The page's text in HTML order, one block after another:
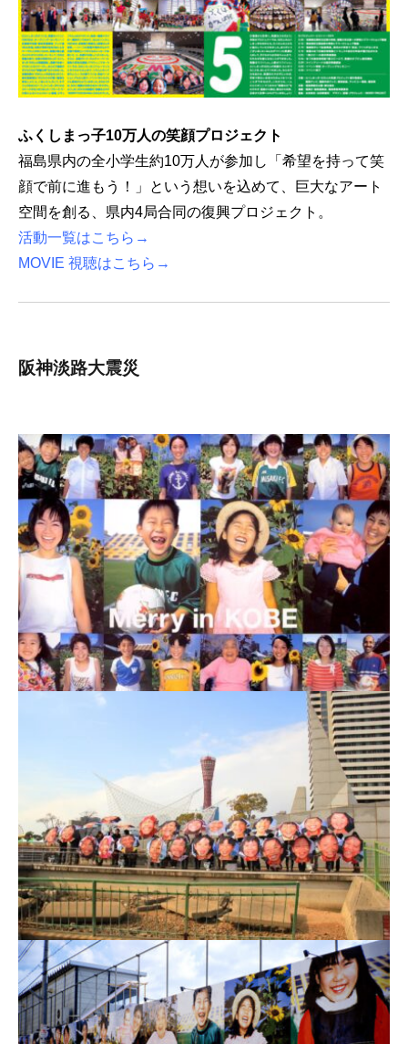
ふくしまっ子10万人の笑顔プロジェクト
福島県内の全小学生約10万人が参加し「希望を持って笑
顔で前に進もう！」という想いを込めて、巨大なアート
空間を創る、県内4局合同の復興プロジェクト。
活動一覧はこちら→
MOVIE 視聴はこちら→
阪神淡路大震災